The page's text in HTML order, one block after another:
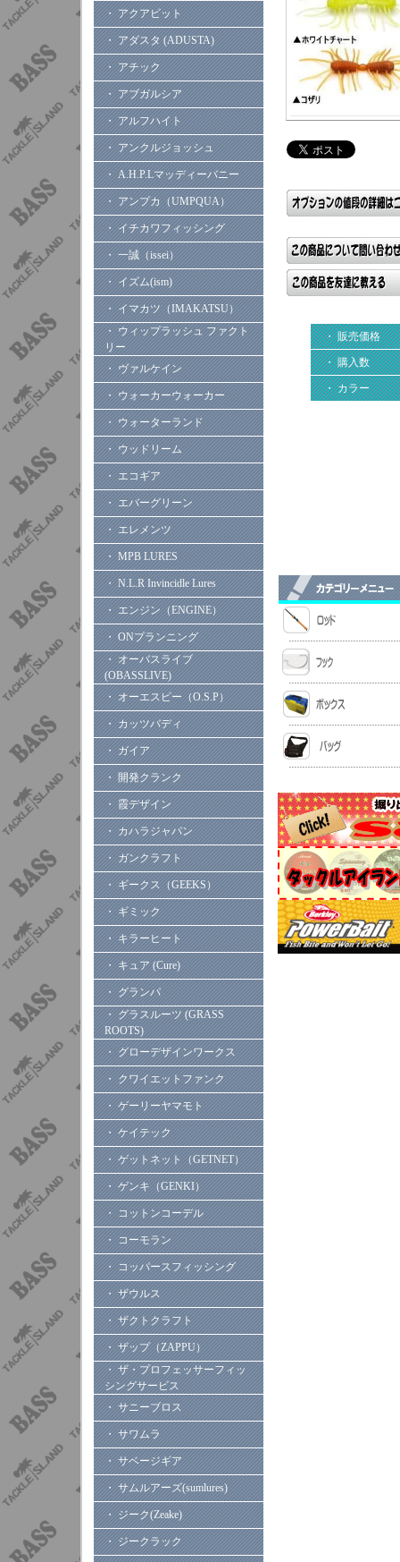
・ アクアビット
・ アダスタ (ADUSTA)
・ アチック
・ アブガルシア
・ アルフハイト
・ アンクルジョッシュ
・ A.H.P.Lマッディーバニー
・ アンプカ（UMPQUA）
・ イチカワフィッシング
・ 一誠（issei）
・ イズム(ism)
・ イマカツ（IMAKATSU）
・ ウィップラッシュ ファクト
リー
・ ヴァルケイン
・ ウォーカーウォーカー
・ ウォーターランド
・ ウッドリーム
・ エコギア
・ エバーグリーン
・ エレメンツ
・ MPB LURES
・ N.L.R Invincidle Lures
・ エンジン（ENGINE）
・ ONプランニング
・ オーバスライブ
(OBASSLIVE)
・ オーエスピー（O.S.P）
・ カッツバディ
・ ガイア
・ 開発クランク
・ 霞デザイン
・ カハラジャパン
・ ガンクラフト
・ ギークス（GEEKS）
・ ギミック
・ キラーヒート
・ キュア (Cure)
・ グランパ
・ グラスルーツ (GRASS
ROOTS)
・ グローデザインワークス
・ クワイエットファンク
・ ゲーリーヤマモト
・ ケイテック
・ ゲットネット（GETNET）
・ ゲンキ（GENKI）
・ コットンコーデル
・ コーモラン
・ コッパースフィッシング
・ ザウルス
・ ザクトクラフト
・ ザップ（ZAPPU）
・ ザ・プロフェッサーフィッ
シングサービス
・ サニーブロス
・ サワムラ
・ サベージギア
・ サムルアーズ(sumlures)
・ ジーク(Zeake)
・ ジークラック
・ 販売価格
・ 購入数
・ カラー